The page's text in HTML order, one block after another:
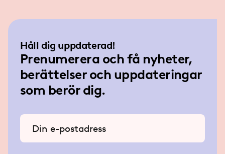
Håll dig uppdaterad!
Prenumerera och få nyheter,
berättelser och uppdateringar
som berör dig.
Ange din e-postadress